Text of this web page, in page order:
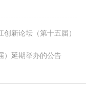
新论坛（第十五届）
）延期举办的公告